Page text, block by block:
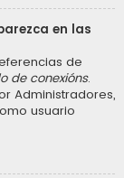
en las
de
de conexións.
Administradores,
usuario